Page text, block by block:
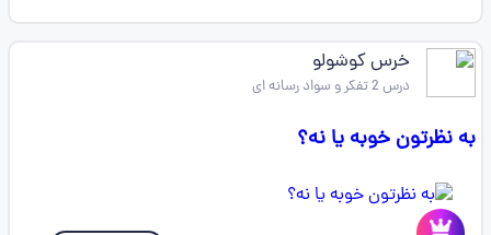
خرس کوشولو
درس 2 تفکر و سواد رسانه ای
به نظرتون خوبه یا نه؟